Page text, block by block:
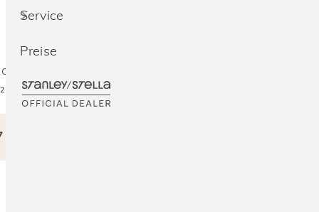
Schlauchware (ab 8 Jahre)
netto
Service
Preise